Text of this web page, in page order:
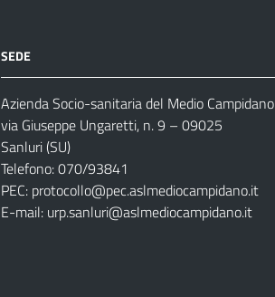
SEDE
Azienda Socio-sanitaria del Medio Campidano
via Giuseppe Ungaretti, n. 9 – 09025
Sanluri (SU)
Telefono: 070/93841
PEC: protocollo@pec.aslmediocampidano.it
E-mail: urp.sanluri@aslmediocampidano.it